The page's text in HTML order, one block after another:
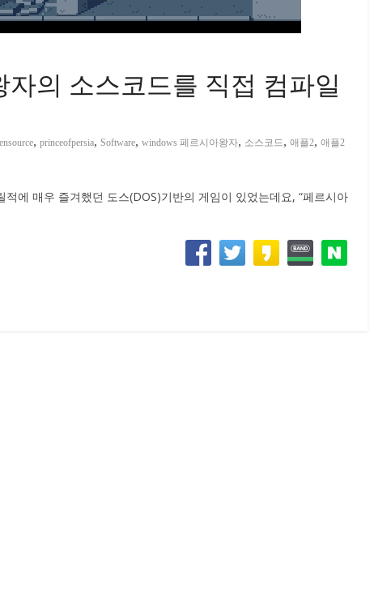
의 소스코드를 직접 컴파일
, princeofpersia, Software, windows 페르시아왕자, 소스코드, 애플2, 애플2
에 매우 즐겨했던 도스(DOS)기반의 게임이 있었는데요, “페르시아